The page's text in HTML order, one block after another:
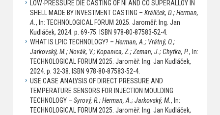
LOW-PRESSURE DIE CASTING OF NI AND CO SUPERALLOY IN
SHELL MADE BY INVESTMENT CASTING – Králíček, D.; Herman,
A. , In: TECHNOLOGICAL FORUM 2025. Jaroměř: Ing. Jan
Kudláček, 2024. p. 69-75. ISBN 978-80-87583-52-4.
WHAT IS LPIC TECHNOLOGY? – Herman, A.; Vrátný, O.;
Jarkovský, M.; Novák, V.; Kopanica, Z.; Zeman, J.; Chytka, P., In:
TECHNOLOGICAL FORUM 2025. Jaroměř: Ing. Jan Kudláček,
2024. p. 32-38. ISBN 978-80-87583-52-4.
USE CASE ANALYSIS OF DIRECT PRESSURE AND
TEMPERATURE SENSORS FOR INJECTION MOULDING
TECHNOLOGY – Syrový, R.; Herman, A.; Jarkovský, M., In:
TECHNOLOGICAL FORUM 2025. Jaroměř: Ing. Jan Kudláček,